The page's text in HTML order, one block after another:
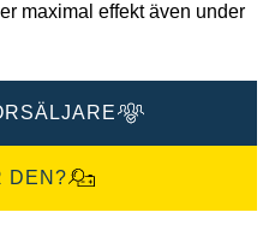
maximal effekt även under
DEN?